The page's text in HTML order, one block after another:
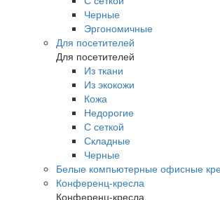
Черные
Эргономичные
Для посетителей
Для посетителей
Из ткани
Из экокожи
Кожа
Недорогие
С сеткой
Складные
Черные
Белые компьютерные офисные
Конференц-кресла
Конференц-кресла